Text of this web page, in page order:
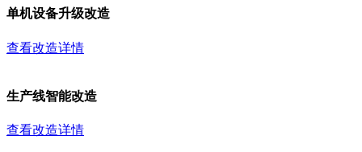
单机设备升级改造
查看改造详情
生产线智能改造
查看改造详情